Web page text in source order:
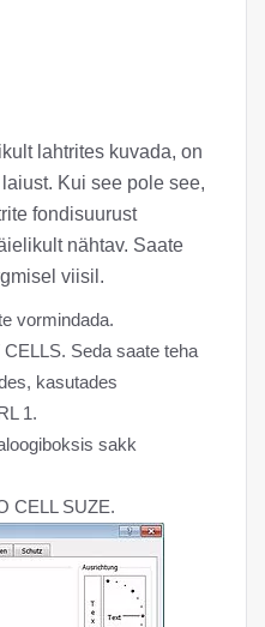
lahtrites kuvada, on
Kui see pole see,
fondisuurust
nähtav. Saate
viisil.
vormindada.
Seda saate teha
kasutades
1.
sakk
CELL SUZE.